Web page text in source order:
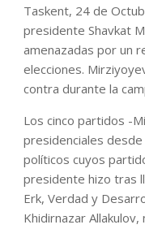
Taskent, 24 de
presidente Shavkat
amenazadas por un
elecciones.
contra durante la
Los cinco partidos -
presidenciales
políticos cuyos
presidente hizo tras
Erk, Verdad y
Khidirnazar